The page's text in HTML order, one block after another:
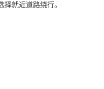
就近道路绕行。